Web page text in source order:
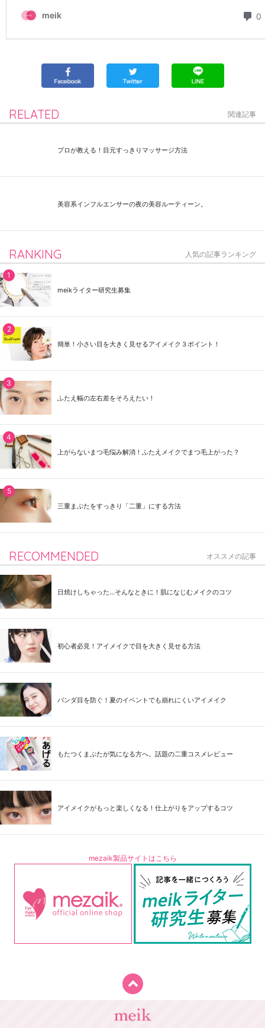
RELATED 関連記事
プロが教える！目元すっきりマッサージ方法
美容系インフルエンサーの夜の美容ルーティーン。
RANKING 人気の記事ランキング
meikライター研究生募集
簡単！小さい目を大きく見せるアイメイク３ポイント！
ふたえ幅の左右差をそろえたい！
上がらないまつ毛悩み解消！ふたえメイクでまつ毛上がった？
三重まぶたをすっきり「二重」にする方法
RECOMMENDED オススメの記事
日焼けしちゃった...そんなときに！肌になじむメイクのコツ
初心者必見！アイメイクで目を大きく見せる方法
パンダ目を防ぐ！夏のイベントでも崩れにくいアイメイク
もたつくまぶたが気になる方へ。話題の二重コスメレビュー
アイメイクがもっと楽しくなる！仕上がりをアップするコツ
mezaik製品サイトはこちら